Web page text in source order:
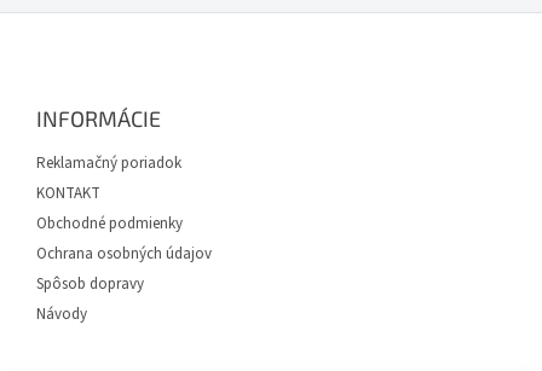
INFORMÁCIE
Reklamačný poriadok
KONTAKT
Obchodné podmienky
Ochrana osobných údajov
Spôsob dopravy
Návody